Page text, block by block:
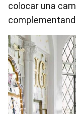
colocar una